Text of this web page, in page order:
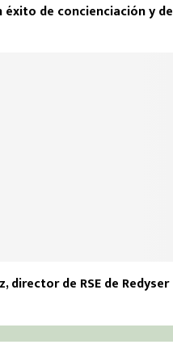
éxito de concienciación y de
director de RSE de Redyser